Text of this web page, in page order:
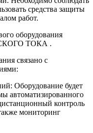
средства защиты
работ.
оборудования
ТОКА .
связано с
Оборудование будет
автоматизированного
контроль
мониторинг